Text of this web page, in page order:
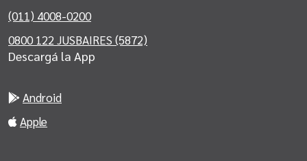
(011) 4008-0200
0800 122 JUSBAIRES (5872)
Descargá la App
Android
Apple